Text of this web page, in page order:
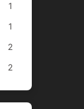
1
1
2
2